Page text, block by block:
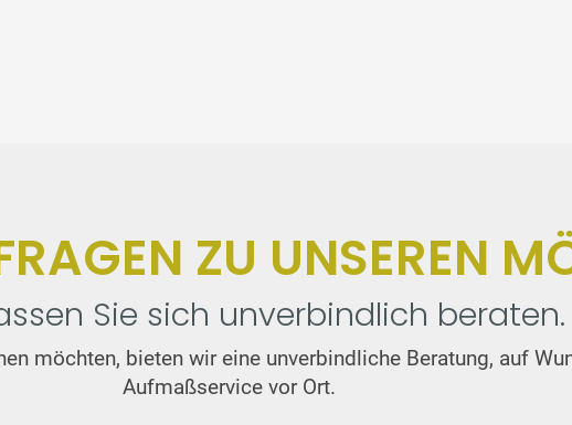
ZU UNSEREN
Sie sich unverbindlich beraten.
möchten, bieten wir eine unverbindliche Beratung, auf
Aufmaßservice vor Ort.